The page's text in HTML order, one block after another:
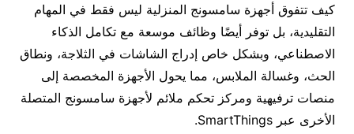
كيف تتفوق أجهزة سامسونج المنزلية ليس فقط في المهام
التقليدية، بل توفر أيضًا وظائف موسعة مع تكامل الذكاء
الاصطناعي، وبشكل خاص إدراج الشاشات في الثلاجة، ونطاق
الحث، وغسالة الملابس، مما يحول الأجهزة المخصصة إلى
منصات ترفيهية ومركز تحكم ملائم لأجهزة سامسونج المتصلة
الأخرى عبر SmartThings.